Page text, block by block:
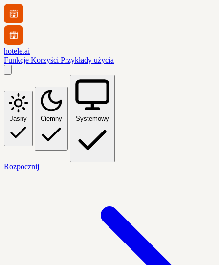
hotele.ai
Funkcje Korzyści Przykłady użycia
Jasny Ciemny Systemowy
Rozpocznij